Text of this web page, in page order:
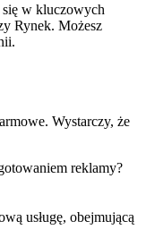
w kluczowych
Rynek. Możesz
Wystarczy, że
reklamy?
usługę, obejmującą